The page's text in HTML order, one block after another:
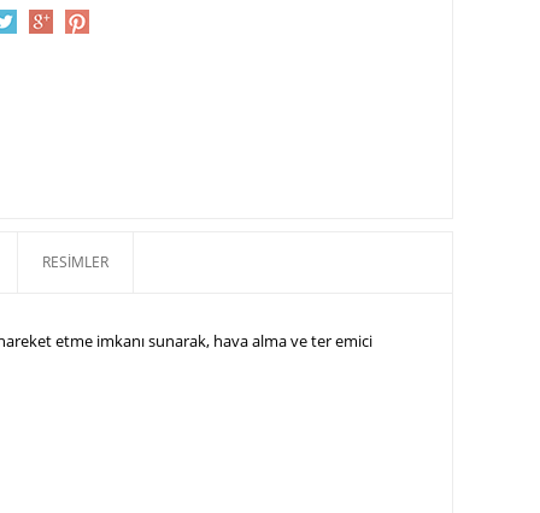
RESIMLER
etme imkanı sunarak, hava alma ve ter emici